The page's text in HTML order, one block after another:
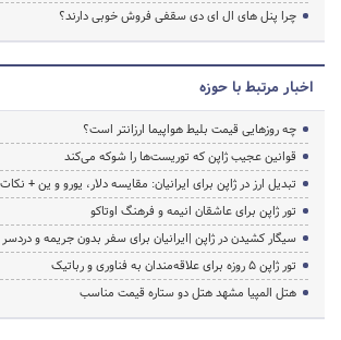
چرا پنل های ال ای دی سقفی فروش خوبی دارند؟
اخبار مرتبط با حوزه
چه روزهایی قیمت بلیط هواپیما ارزانتر است؟
قوانین عجیب ژاپن که توریست‌ها را شوکه می‌کند
تبدیل ارز در ژاپن برای ایرانیان: مقایسه دلار، یورو و ین +
تور ژاپن برای عاشقان انیمه و فرهنگ اوتاکو
سیگار کشیدن در ژاپن |ایرانیان برای سفر بدون جریمه و دردسر
تور ژاپن ۵ روزه برای علاقه‌مندان به فناوری و رباتیک
هتل المپیا مشهد هتل دو ستاره قیمت مناسب